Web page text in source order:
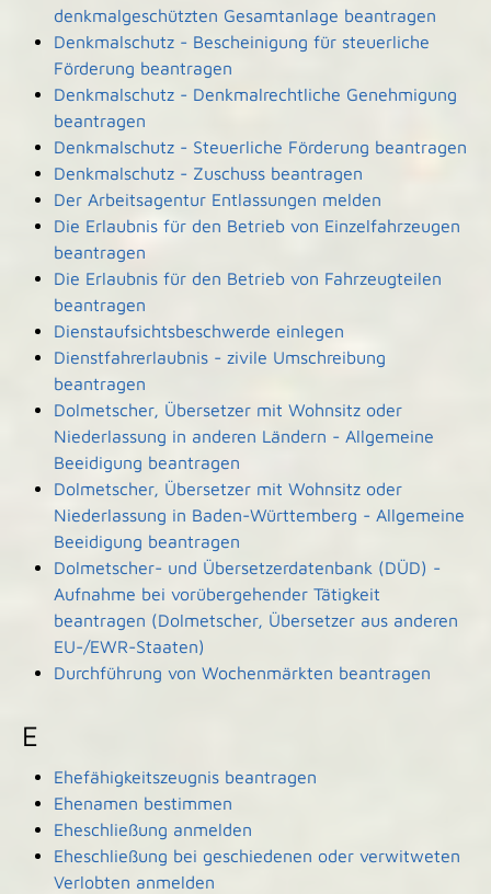
denkmalgeschützten Gesamtanlage beantragen
Denkmalschutz - Bescheinigung für steuerliche
Förderung beantragen
Denkmalschutz - Denkmalrechtliche Genehmigung
beantragen
Denkmalschutz - Steuerliche Förderung beantragen
Denkmalschutz - Zuschuss beantragen
Der Arbeitsagentur Entlassungen melden
Die Erlaubnis für den Betrieb von Einzelfahrzeugen
beantragen
Die Erlaubnis für den Betrieb von Fahrzeugteilen
beantragen
Dienstaufsichtsbeschwerde einlegen
Dienstfahrerlaubnis - zivile Umschreibung
beantragen
Dolmetscher, Übersetzer mit Wohnsitz oder
Niederlassung in anderen Ländern - Allgemeine
Beeidigung beantragen
Dolmetscher, Übersetzer mit Wohnsitz oder
Niederlassung in Baden-Württemberg - Allgemeine
Beeidigung beantragen
Dolmetscher- und Übersetzerdatenbank (DÜD) -
Aufnahme bei vorübergehender Tätigkeit
beantragen (Dolmetscher, Übersetzer aus anderen
EU-/EWR-Staaten)
Durchführung von Wochenmärkten beantragen
E
Ehefähigkeitszeugnis beantragen
Ehenamen bestimmen
Eheschließung anmelden
Eheschließung bei geschiedenen oder verwitweten
Verlobten anmelden